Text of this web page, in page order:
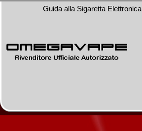
Guida alla Sigaretta Elettronica